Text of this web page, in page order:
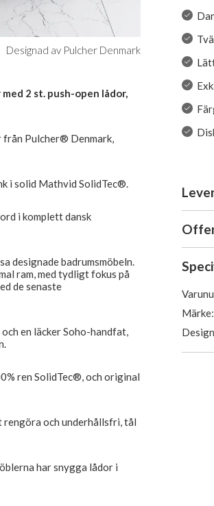
Designad av Pulcher Denmark
2 st. push-open lådor,
från Pulcher® Denmark,
i solid Mathvid SolidTec®.
i komplett dansk
designade badrumsmöbeln.
ram, med tydligt fokus på
de senaste
en läcker Soho-handfat,
ren SolidTec®, och original
rengöra och underhållsfri, tål
har snygga lådor i
Märke: